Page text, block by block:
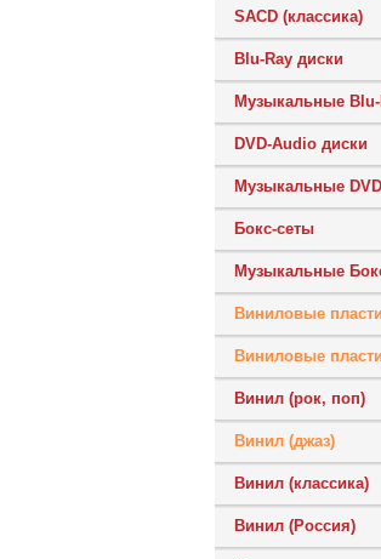
SACD (классика)
Blu-Ray диски
Музыкальные Blu-
DVD-Audio диски
Музыкальные
Бокс-сеты
Музыкальные
Виниловые
Виниловые
Винил (рок, поп)
Винил (джаз)
Винил (классика)
Винил (Россия)